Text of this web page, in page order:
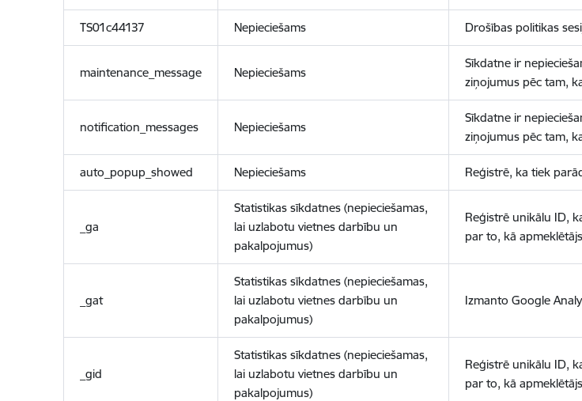
TS01c44137 Nepieciešams Drošības politikas
maintenance_message Nepieciešams
Sīkdatne ir
ziņojumus pēc tam,
notification_messages Nepieciešams
Sīkdatne ir
ziņojumus pēc tam,
auto_popup_showed Nepieciešams Reģistrē, ka tiek
_ga
Statistikas sīkdatnes (nepieciešamas,
lai uzlabotu vietnes darbību un
pakalpojumus)
Reģistrē unikālu ID,
par to, kā
_gat
Statistikas sīkdatnes (nepieciešamas,
lai uzlabotu vietnes darbību un
pakalpojumus)
Izmanto Google
_gid
Statistikas sīkdatnes (nepieciešamas,
lai uzlabotu vietnes darbību un
pakalpojumus)
Reģistrē unikālu ID,
par to, kā